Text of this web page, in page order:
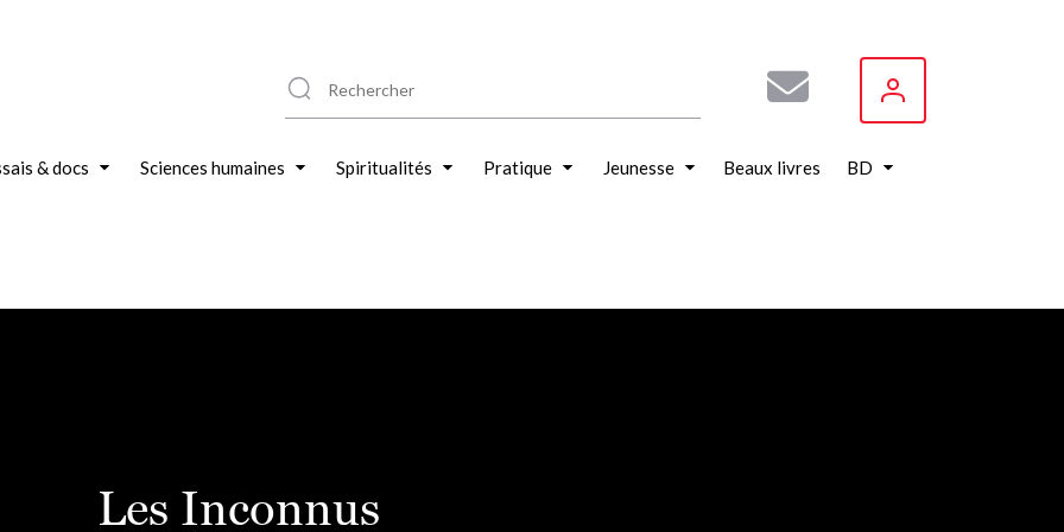
& docs Sciences humaines Spiritualités Pratique Jeunesse Beaux livres BD
Les Inconnus